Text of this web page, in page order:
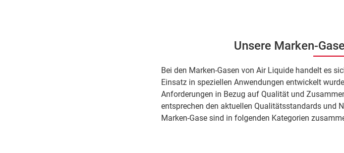
Unsere Marken-
Bei den Marken-Gasen von Air Liquide handelt es
Einsatz in speziellen Anwendungen entwickelt
Anforderungen in Bezug auf Qualität und
entsprechen den aktuellen Qualitätsstandards und
Marken-Gase sind in folgenden Kategorien